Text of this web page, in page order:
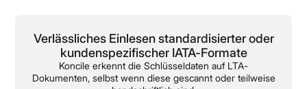
Verlässliches Einlesen standardisierter oder
kundenspezifischer IATA-Formate
Koncile erkennt die Schlüsseldaten auf LTA-
Dokumenten, selbst wenn diese gescannt oder teilweise